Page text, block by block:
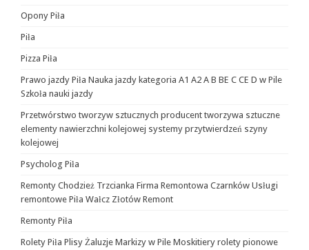
Opony Piła
Piła
Pizza Piła
Prawo jazdy Piła Nauka jazdy kategoria A1 A2 A B BE C CE D‎ w Pile
Szkoła nauki jazdy
Przetwórstwo tworzyw sztucznych producent tworzywa sztuczne
elementy nawierzchni kolejowej systemy przytwierdzeń szyny
kolejowej
Psycholog Piła
Remonty Chodzież Trzcianka Firma Remontowa Czarnków Usługi
remontowe Piła Wałcz Złotów Remont
Remonty Piła
Rolety Piła Plisy Żaluzje Markizy w Pile Moskitiery rolety pionowe